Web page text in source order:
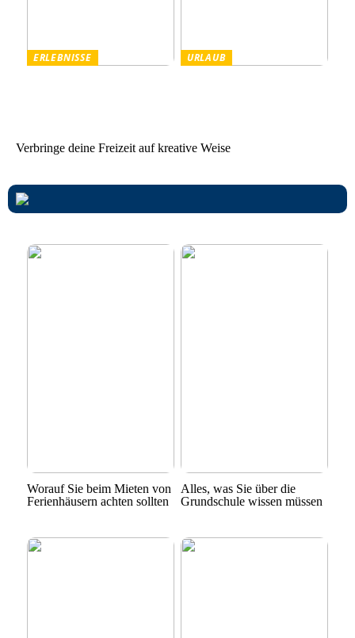
ERLEBNISSE
URLAUB
Verbringe deine Freizeit auf kreative Weise
Worauf Sie beim Mieten von
Ferienhäusern achten sollten
Alles, was Sie über die
Grundschule wissen müssen